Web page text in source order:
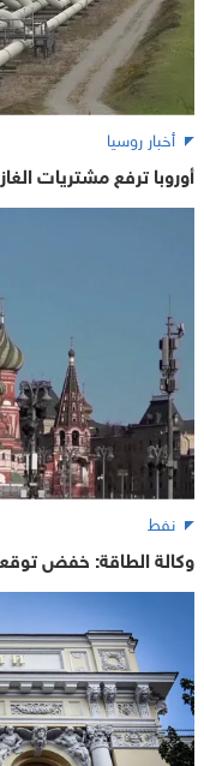
أخبار روسيا
أوروبا ترفع مشتريات
نفط
وكالة الطاقة: خفض